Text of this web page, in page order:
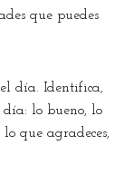
que puedes
día. Identifica,
día: lo bueno, lo
que agradeces,